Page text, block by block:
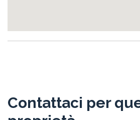
Contattaci per